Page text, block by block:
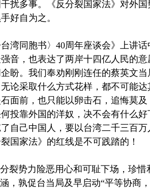
扰多事。《反分裂国家法》对外国
好自为之。
湾同胞书〉40周年座谈会》上讲
音，也表达了两岸十四亿人民的
盼。我们奉劝刚刚连任的蔡英文
论采取什么方式花样，都不可能
面前，也只能以卵击石，追悔莫
投靠外国的洋奴，决不会有什么
自己中国人，要以台湾二千三百万
国家法》的红线是不可践踏的！
裂势力险恶用心和可耻下场，珍惜
，孰促台当局及早启动“平等协商